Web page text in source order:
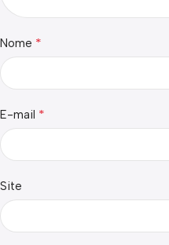
Nome *
E-mail *
Site